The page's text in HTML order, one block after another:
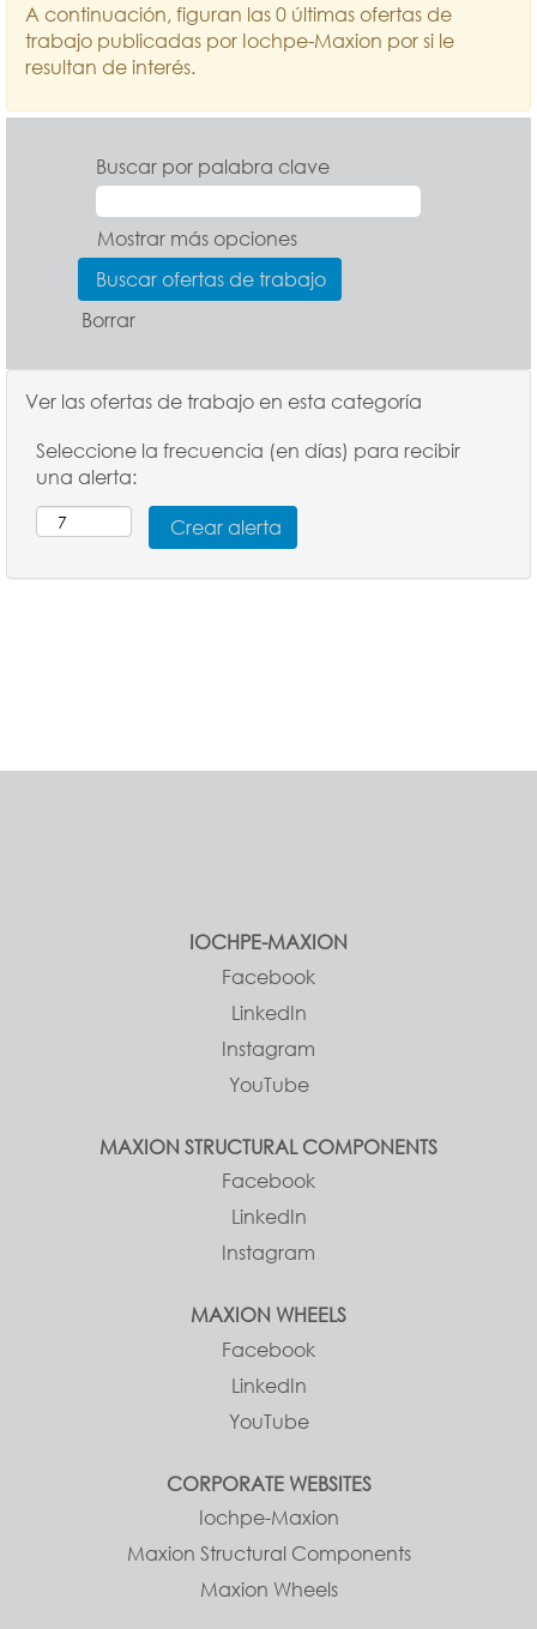
A continuación, figuran las 0 últimas ofertas de
trabajo publicadas por Iochpe-Maxion por si le
resultan de interés.
Buscar por palabra clave
Mostrar más opciones
Borrar
Ver las ofertas de trabajo en esta categoría
Seleccione la frecuencia (en días) para recibir
una alerta:
IOCHPE-MAXION
Facebook
LinkedIn
Instagram
YouTube
MAXION STRUCTURAL COMPONENTS
Facebook
LinkedIn
Instagram
MAXION WHEELS
Facebook
LinkedIn
YouTube
CORPORATE WEBSITES
Iochpe-Maxion
Maxion Structural Components
Maxion Wheels